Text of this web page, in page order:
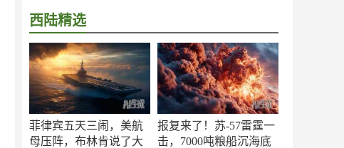
西陆精选
菲律宾五天三闹，美航
母压阵，布林肯说了大
报复来了！苏-57雷霆一
击，7000吨粮船沉海底